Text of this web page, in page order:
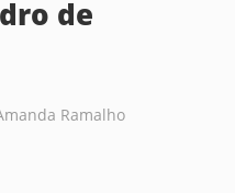
de
Ramalho